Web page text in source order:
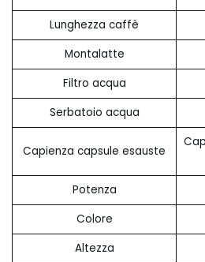
Lunghezza caffè
Montalatte
Filtro acqua
Serbatoio acqua
Capienza capsule esauste
Potenza
Colore
Altezza